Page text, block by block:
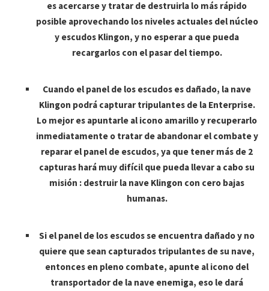
es acercarse y tratar de destruirla lo más rápido
posible aprovechando los niveles actuales del núcleo
y escudos Klingon, y no esperar a que pueda
recargarlos con el pasar del tiempo.
Cuando el panel de los escudos es dañado, la nave
Klingon podrá capturar tripulantes de la Enterprise.
Lo mejor es apuntarle al icono amarillo y recuperarlo
inmediatamente o tratar de abandonar el combate y
reparar el panel de escudos, ya que tener más de 2
capturas hará muy difícil que pueda llevar a cabo su
misión : destruir la nave Klingon con cero bajas
humanas.
Si el panel de los escudos se encuentra dañado y no
quiere que sean capturados tripulantes de su nave,
entonces en pleno combate, apunte al icono del
transportador de la nave enemiga, eso le dará